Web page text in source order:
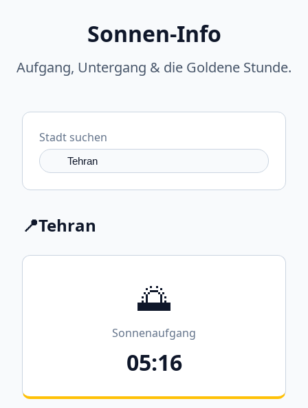
Sonnen-Info
Aufgang, Untergang & die Goldene Stunde.
Stadt suchen
📍Tehran
🌅
Sonnenaufgang
05:16